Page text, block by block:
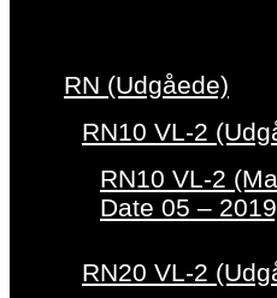
RN (Udgåede)
RN10 VL-2
RN10 VL-2
Date 05 –
RN20 VL-2